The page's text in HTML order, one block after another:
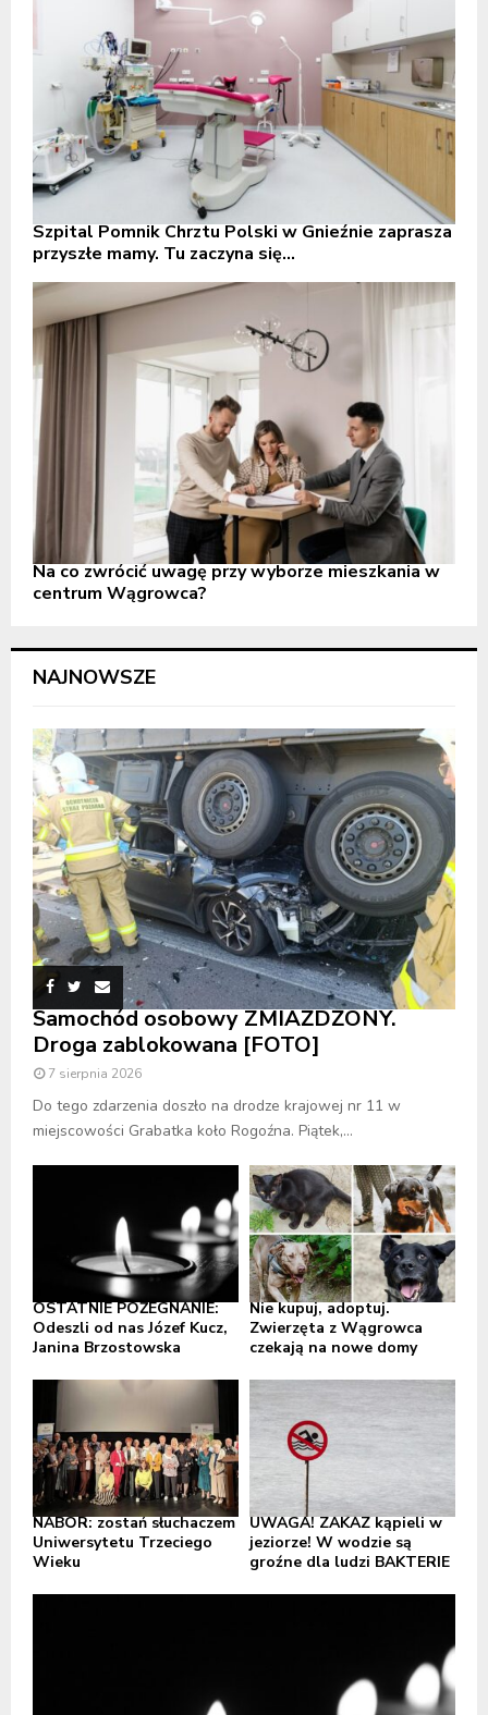
Szpital Pomnik Chrztu Polski w Gnieźnie zaprasza
przyszłe mamy. Tu zaczyna się...
Na co zwrócić uwagę przy wyborze mieszkania w
centrum Wągrowca?
NAJNOWSZE
Samochód osobowy ZMIAŻDŻONY.
Droga zablokowana [FOTO]
7 sierpnia 2026
Do tego zdarzenia doszło na drodze krajowej nr 11 w
miejscowości Grabatka koło Rogoźna. Piątek,...
OSTATNIE POŻEGNANIE:
Odeszli od nas Józef Kucz,
Janina Brzostowska
Nie kupuj, adoptuj.
Zwierzęta z Wągrowca
czekają na nowe domy
NABÓR: zostań słuchaczem
Uniwersytetu Trzeciego
Wieku
UWAGA! ZAKAZ kąpieli w
jeziorze! W wodzie są
groźne dla ludzi BAKTERIE